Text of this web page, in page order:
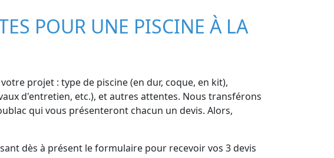
POUR UNE PISCINE À LA
projet : type de piscine (en dur, coque, en kit),
d'entretien, etc.), et autres attentes. Nous transférons
qui vous présenteront chacun un devis. Alors,
dès à présent le formulaire pour recevoir vos 3 devis